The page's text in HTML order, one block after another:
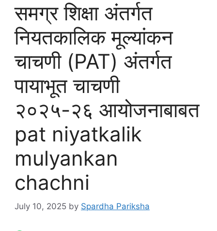
समग्र शिक्षा अंतर्गत
नियतकालिक मूल्यांकन
चाचणी (PAT) अंतर्गत
पायाभूत चाचणी
२०२५-२६ आयोजनाबाबत
pat niyatkalik
mulyankan
chachni
July 10, 2025 by Spardha Pariksha